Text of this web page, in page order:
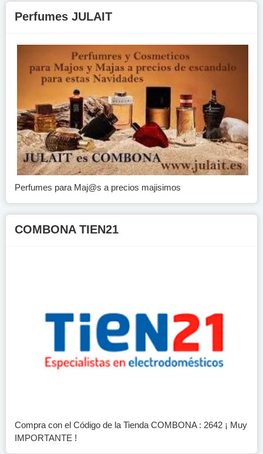
Perfumes JULAIT
Perfumes para Maj@s a precios majisimos
COMBONA TIEN21
Compra con el Código de la Tienda COMBONA : 2642 ¡ Muy
IMPORTANTE !